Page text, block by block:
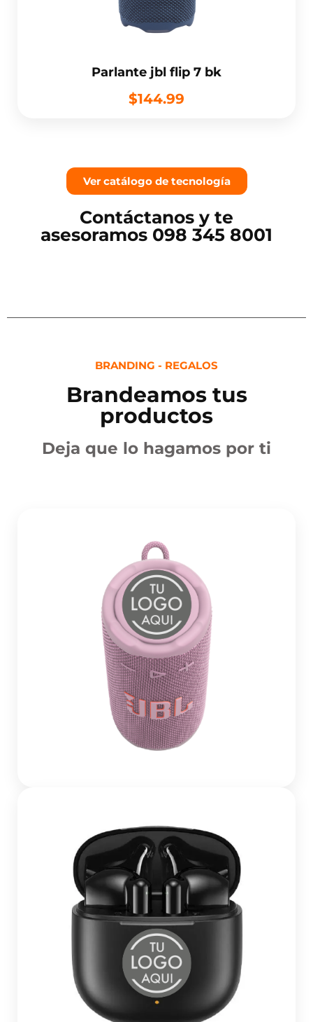
Parlante jbl flip 7 bk
$144.99
Ver catálogo de tecnología
Contáctanos y te
asesoramos 098 345 8001
BRANDING - REGALOS
Brandeamos tus
productos
Deja que lo hagamos por ti